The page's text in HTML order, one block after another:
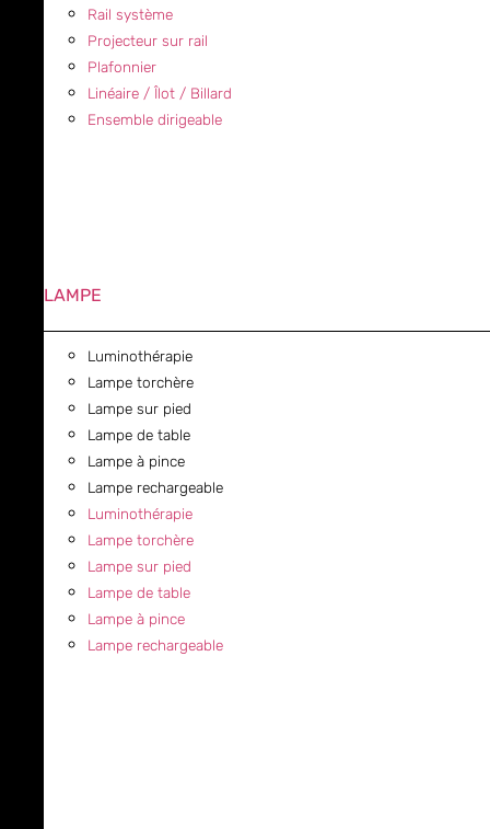
Rail système
Projecteur sur rail
Plafonnier
Linéaire / Îlot / Billard
Ensemble dirigeable
LAMPE
Luminothérapie
Lampe torchère
Lampe sur pied
Lampe de table
Lampe à pince
Lampe rechargeable
Luminothérapie
Lampe torchère
Lampe sur pied
Lampe de table
Lampe à pince
Lampe rechargeable